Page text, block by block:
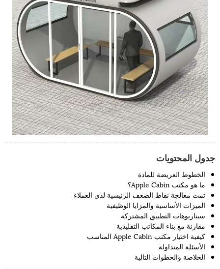
جدول المحتويات
الخطوط العريضة للمادة
ما هو مكتب Apple Cabin؟
تمت معالجة نقاط الضعف الرئيسية لدى العملاء
الميزات الأساسية والمزايا الوظيفية
سيناريوهات التطبيق المشتركة
مقارنة مع بناء المكاتب التقليدية
كيفية اختيار مكتب Apple Cabin المناسب
الأسئلة المتداولة
الخلاصة والخطوات التالية